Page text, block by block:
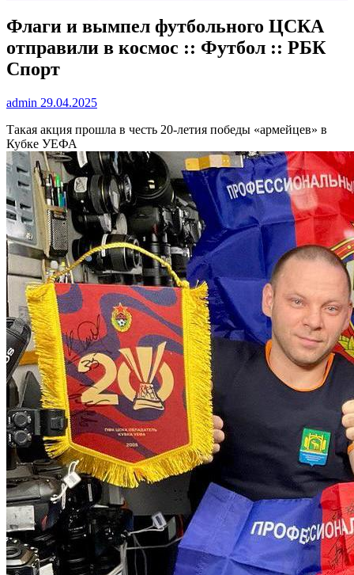
Флаги и вымпел футбольного ЦСКА
отправили в космос :: Футбол :: РБК
Спорт
admin 29.04.2025
Такая акция прошла в честь 20-летия победы «армейцев» в
Кубке УЕФА